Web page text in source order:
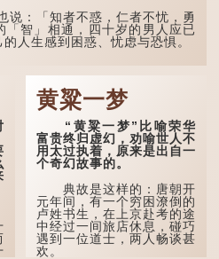
：「知者不惑，仁者不忧，勇
「智」相通，四十岁的男人应已
人生感到困惑、忧虑与恐惧。
黄粱一梦
“黄粱一梦”比喻荣华
富贵终归虚幻，劝喻世人不
用太过执着，原来是出自一
个奇幻故事的。
典故是这样的：唐朝开
元年间，有一个穷困潦倒的
卢姓书生，在上京赴考的途
中经过一间旅店休息，碰巧
遇到一位道士，两人畅谈甚
欢。